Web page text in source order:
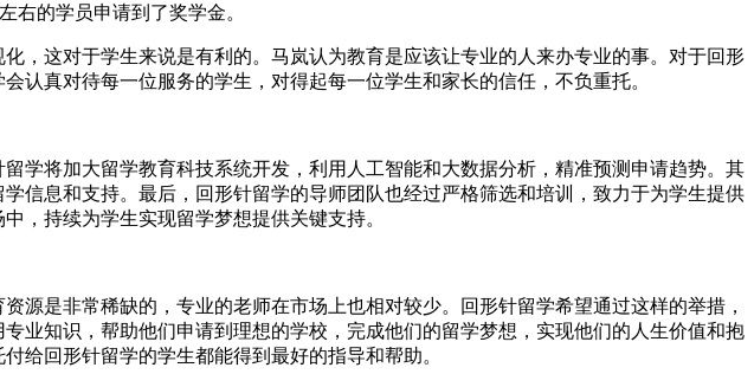
的学员申请到了奖学金。
这对于学生来说是有利的。马岚认为教育是应该让专业的人来办专业的事。对于回形
认真对待每一位服务的学生，对得起每一位学生和家长的信任，不负重托。
将加大留学教育科技系统开发，利用人工智能和大数据分析，精准预测申请趋势。其
信息和支持。最后，回形针留学的导师团队也经过严格筛选和培训，致力于为学生提供
，持续为学生实现留学梦想提供关键支持。
是非常稀缺的，专业的老师在市场上也相对较少。回形针留学希望通过这样的举措，
业知识，帮助他们申请到理想的学校，完成他们的留学梦想，实现他们的人生价值和抱
给回形针留学的学生都能得到最好的指导和帮助。